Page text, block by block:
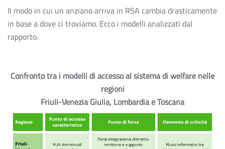
Il modo in cui un anziano arriva in RSA cambia drasticamente
in base a dove ci troviamo. Ecco i modelli analizzati dal
rapporto.
Confronto tra i modelli di accesso al sistema di welfare nelle
regioni
Friuli-Venezia Giulia, Lombardia e Toscana